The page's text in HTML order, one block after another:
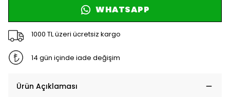
WHATSAPP
1000 TL üzeri ücretsiz kargo
14 gün içinde iade değişim
Ürün Açıklaması